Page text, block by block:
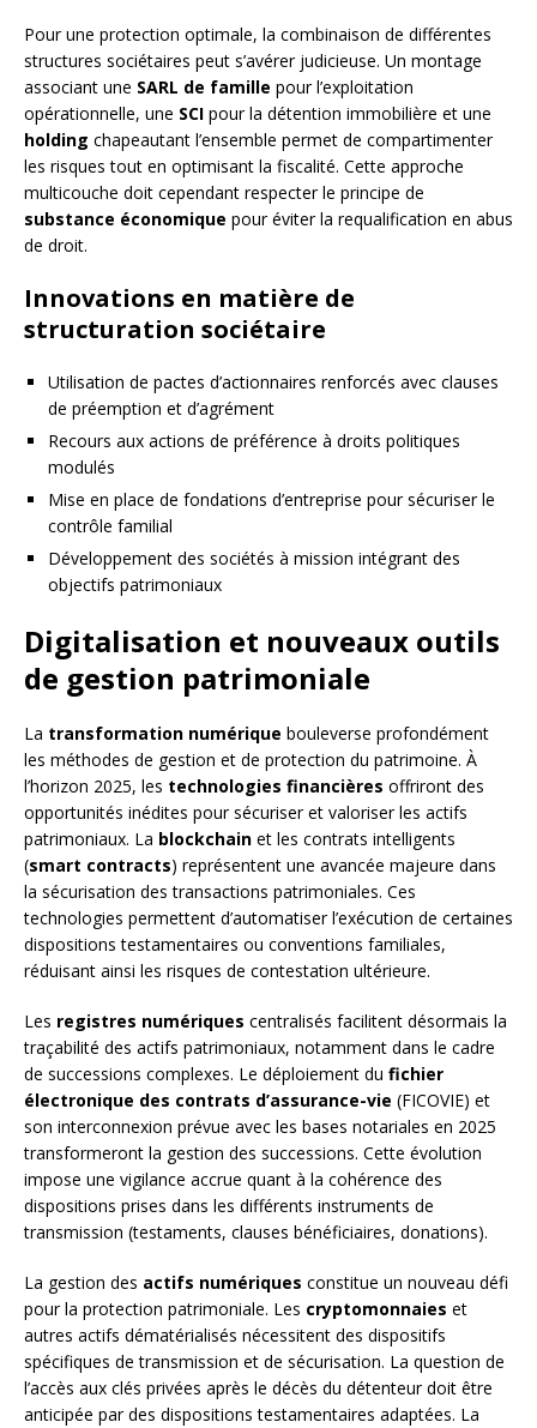
Pour une protection optimale, la combinaison de différentes
structures sociétaires peut s’avérer judicieuse. Un montage
associant une SARL de famille pour l’exploitation
opérationnelle, une SCI pour la détention immobilière et une
holding chapeautant l’ensemble permet de compartimenter
les risques tout en optimisant la fiscalité. Cette approche
multicouche doit cependant respecter le principe de
substance économique pour éviter la requalification en abus
de droit.
Innovations en matière de
structuration sociétaire
Utilisation de pactes d’actionnaires renforcés avec clauses
de préemption et d’agrément
Recours aux actions de préférence à droits politiques
modulés
Mise en place de fondations d’entreprise pour sécuriser le
contrôle familial
Développement des sociétés à mission intégrant des
objectifs patrimoniaux
Digitalisation et nouveaux outils
de gestion patrimoniale
La transformation numérique bouleverse profondément
les méthodes de gestion et de protection du patrimoine. À
l’horizon 2025, les technologies financières offriront des
opportunités inédites pour sécuriser et valoriser les actifs
patrimoniaux. La blockchain et les contrats intelligents
(smart contracts) représentent une avancée majeure dans
la sécurisation des transactions patrimoniales. Ces
technologies permettent d’automatiser l’exécution de certaines
dispositions testamentaires ou conventions familiales,
réduisant ainsi les risques de contestation ultérieure.
Les registres numériques centralisés facilitent désormais la
traçabilité des actifs patrimoniaux, notamment dans le cadre
de successions complexes. Le déploiement du fichier
électronique des contrats d’assurance-vie (FICOVIE) et
son interconnexion prévue avec les bases notariales en 2025
transformeront la gestion des successions. Cette évolution
impose une vigilance accrue quant à la cohérence des
dispositions prises dans les différents instruments de
transmission (testaments, clauses bénéficiaires, donations).
La gestion des actifs numériques constitue un nouveau défi
pour la protection patrimoniale. Les cryptomonnaies et
autres actifs dématérialisés nécessitent des dispositifs
spécifiques de transmission et de sécurisation. La question de
l’accès aux clés privées après le décès du détenteur doit être
anticipée par des dispositions testamentaires adaptées. La